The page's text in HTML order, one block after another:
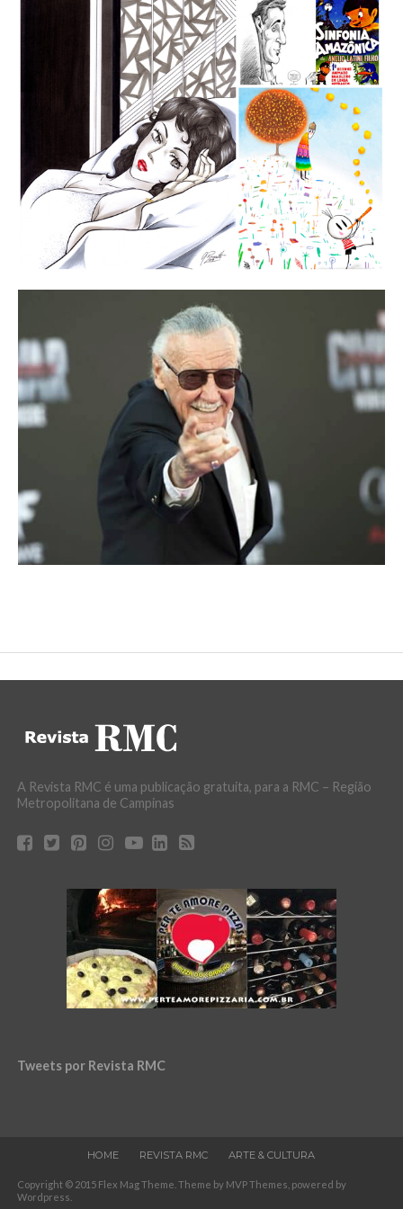
A Revista RMC é uma publicação gratuita, para a RMC – Região
Metropolitana de Campinas
Tweets por Revista RMC
HOME REVISTA RMC ARTE & CULTURA
Copyright © 2015 Flex Mag Theme. Theme by MVP Themes, powered by
Wordpress.